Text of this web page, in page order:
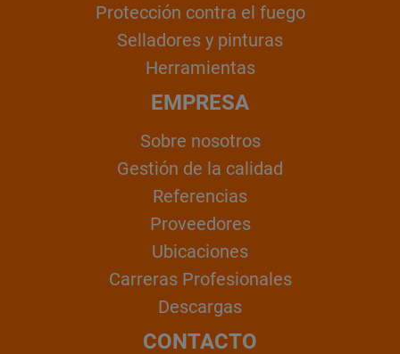
Protección contra el fuego
Selladores y pinturas
Herramientas
EMPRESA
Sobre nosotros
Gestión de la calidad
Referencias
Proveedores
Ubicaciones
Carreras Profesionales
Descargas
CONTACTO